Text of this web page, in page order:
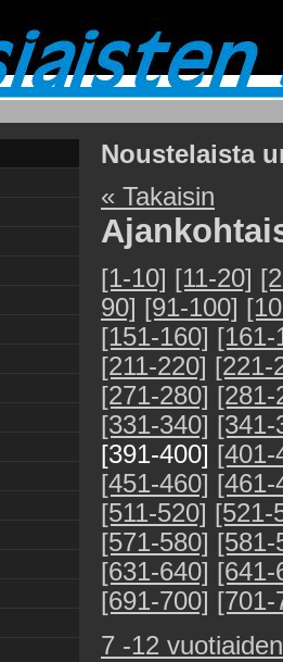
Noustelaista
« Takaisin
[1-10] [11-20]
90] [91-100]
[151-160] [161-
[211-220] [221-
[271-280] [281-
[331-340] [341-
[391-400] [401-
[451-460] [461-
[511-520] [521-
[571-580] [581-
[631-640] [641-
[691-700] [701-
7 -12